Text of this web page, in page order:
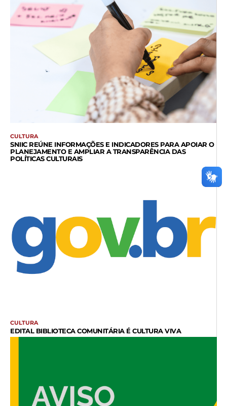
CULTURA
SNIIC REÚNE INFORMAÇÕES E INDICADORES PARA APOIAR O
PLANEJAMENTO E AMPLIAR A TRANSPARÊNCIA DAS
POLÍTICAS CULTURAIS
CULTURA
EDITAL BIBLIOTECA COMUNITÁRIA É CULTURA VIVA